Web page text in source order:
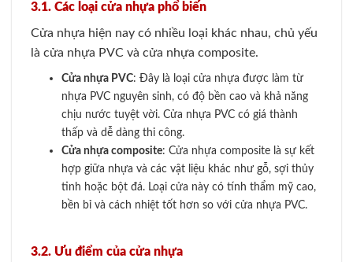
3.1. Các loại cửa nhựa phổ biến
Cửa nhựa hiện nay có nhiều loại khác nhau, chủ yếu
là cửa nhựa PVC và cửa nhựa composite.
Cửa nhựa PVC: Đây là loại cửa nhựa được làm từ
nhựa PVC nguyên sinh, có độ bền cao và khả năng
chịu nước tuyệt vời. Cửa nhựa PVC có giá thành
thấp và dễ dàng thi công.
Cửa nhựa composite: Cửa nhựa composite là sự kết
hợp giữa nhựa và các vật liệu khác như gỗ, sợi thủy
tinh hoặc bột đá. Loại cửa này có tính thẩm mỹ cao,
bền bỉ và cách nhiệt tốt hơn so với cửa nhựa PVC.
3.2. Ưu điểm của cửa nhựa